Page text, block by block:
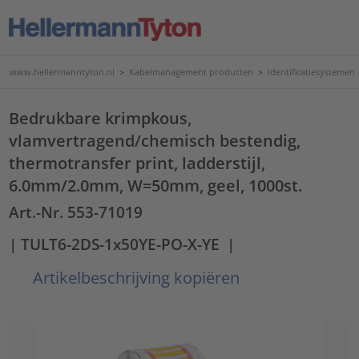
www.hellermanntyton.nl > Kabelmanagement producten > Identificatiesystemen
Bedrukbare krimpkous,
vlamvertragend/chemisch bestendig,
thermotransfer print, ladderstijl,
6.0mm/2.0mm, W=50mm, geel, 1000st.
Art.-Nr. 553-71019
| TULT6-2DS-1x50YE-PO-X-YE |
Artikelbeschrijving kopiëren